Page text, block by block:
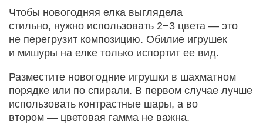
Чтобы новогодняя елка выглядела
стильно, нужно использовать 2−3 цвета — это
не перегрузит композицию. Обилие игрушек
и мишуры на елке только испортит ее вид.
Разместите новогодние игрушки в шахматном
порядке или по спирали. В первом случае лучше
использовать контрастные шары, а во
втором — цветовая гамма не важна.